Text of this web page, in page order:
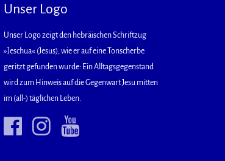
Unser Logo
Unser Logo zeigt den hebräischen Schriftzug
»Jeschua« (Jesus), wie er auf eine Tonscherbe
geritzt gefunden wurde: Ein Alltagsgegenstand
wird zum Hinweis auf die Gegenwart Jesu mitten
im (all-) täglichen Leben.